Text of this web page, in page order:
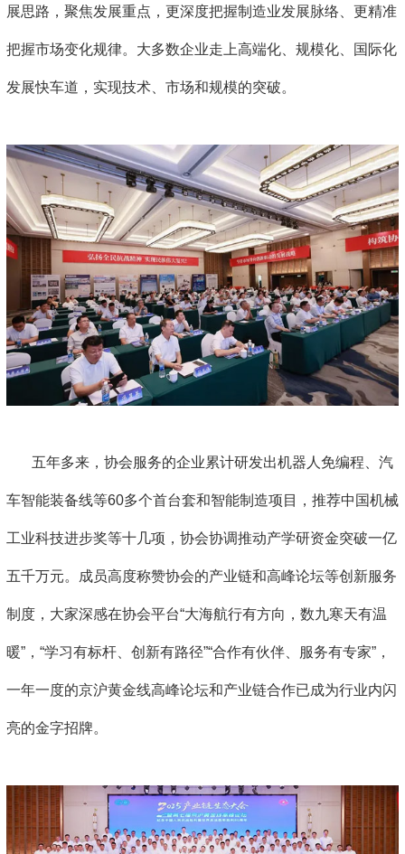
展思路，聚焦发展重点，更深度把握制造业发展脉络、更精准
把握市场变化规律。大多数企业走上高端化、规模化、国际化
发展快车道，实现技术、市场和规模的突破。
五年多来，协会服务的企业累计研发出机器人免编程、汽
车智能装备线等60多个首台套和智能制造项目，推荐中国机械
工业科技进步奖等十几项，协会协调推动产学研资金突破一亿
五千万元。成员高度称赞协会的产业链和高峰论坛等创新服务
制度，大家深感在协会平台“大海航行有方向，数九寒天有温
暖”，“学习有标杆、创新有路径”“合作有伙伴、服务有专家”，
一年一度的京沪黄金线高峰论坛和产业链合作已成为行业内闪
亮的金字招牌。